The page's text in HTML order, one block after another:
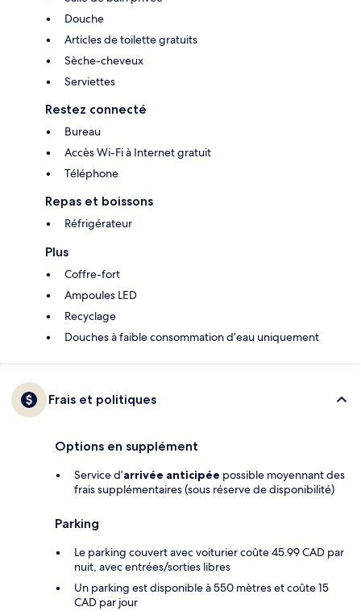
Douche
Articles de toilette gratuits
Sèche-cheveux
Serviettes
Restez connecté
Bureau
Accès Wi-Fi à Internet gratuit
Téléphone
Repas et boissons
Réfrigérateur
Plus
Coffre-fort
Ampoules LED
Recyclage
Douches à faible consommation d’eau uniquement
Frais et politiques
Options en supplément
Service d’arrivée anticipée possible moyennant des
frais supplémentaires (sous réserve de disponibilité)
Parking
Le parking couvert avec voiturier coûte 45.99 CAD par
nuit, avec entrées/sorties libres
Un parking est disponible à 550 mètres et coûte 15
CAD par jour